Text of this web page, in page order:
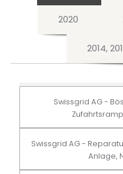
2020
2014,
Swissgrid AG -
Swissgrid AG -
Anlage,